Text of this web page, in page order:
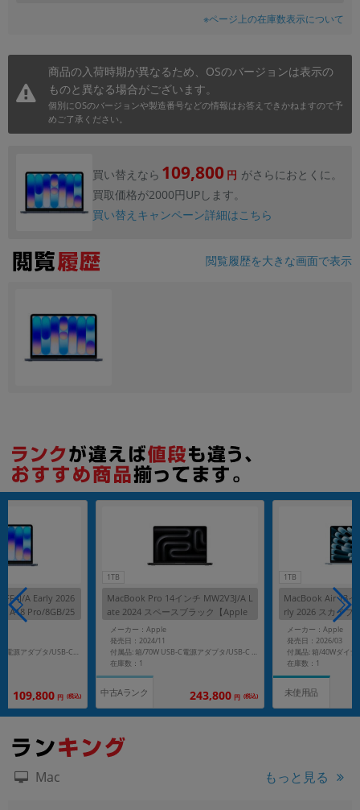
※ページ上の在庫数表示について
商品の入荷時期が異なるため、OSのバージョンは表示の
ものと異なる場合がございます。
個別にOSのバージョンや製造番号などの情報はお答えできかねますので予
めご了承ください。
買い替えなら 109,800 円 がさらにおとくに。
買取価格が2000円UPします。
買い替えキャンペーン詳細はこちら
閲覧履歴を大きな画面で表示
A Early 2026
A18 Pro/8GB/25
付属品: 箱/20W USB-C電源アダプタ/USB-C充電ケーブル(1.5m)/マニュアル
109,800 円 (税込)
1TB
MacBook Pro 14インチ MW2V3J/A L
ate 2024 スペースブラック【Apple
M4(10コア)/16GB/1TB/10コアGPU】
メーカー：Apple
発売日：2024/11
付属品: 箱/70W USB-C電源アダプタ/USB-C - MagSafe3ケーブル(2m)/マニュアル
在庫数：1
中古Aランク 243,800 円 (税込)
1TB
MacBook Air 13イ
rly 2026 スカイブ
6GB/1TB SSD】
メーカー：Apple
発売日：2026/03
在庫数：1
未使用品
Mac もっと見る